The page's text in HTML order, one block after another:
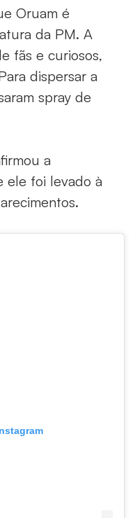
Oruam é
da PM. A
fãs e curiosos,
dispersar a
spray de
a
ele foi levado à